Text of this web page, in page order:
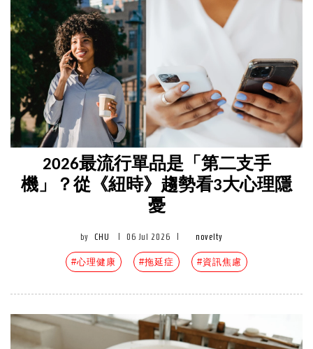
2026最流行單品是「第二支手
機」？從《紐時》趨勢看3大心理隱
憂
by CHU 06 Jul 2026 novelty
#心理健康 #拖延症 #資訊焦慮